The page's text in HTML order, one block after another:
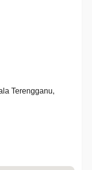
Terengganu,